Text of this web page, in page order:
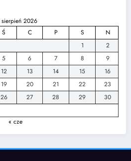
sierpień 2026
Ś C P S
N
1
2
5 6 7 8
9
12 13 14 15
16
19 20 21 22
23
26 27 28 29
30
« cze